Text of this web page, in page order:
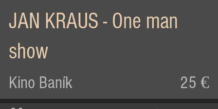
JAN KRAUS - One man
show
Kino Baník 25 €